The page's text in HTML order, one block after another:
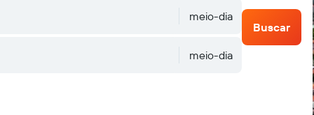
meio-dia
meio-dia
Buscar